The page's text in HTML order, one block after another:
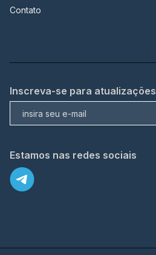
Contato
Inscreva-se para atualizações
Estamos nas redes sociais